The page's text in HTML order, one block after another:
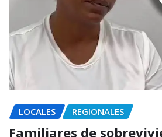
LOCALES REGIONALES
Familiares de